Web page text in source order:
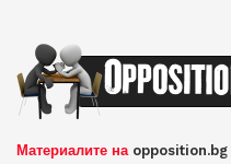
Материалите на opposition.bg